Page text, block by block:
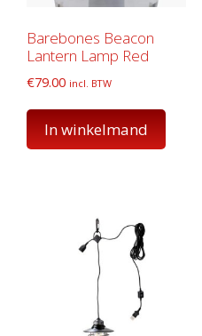
Barebones Beacon
Lantern Lamp Red
€79.00 incl. BTW
In winkelmand